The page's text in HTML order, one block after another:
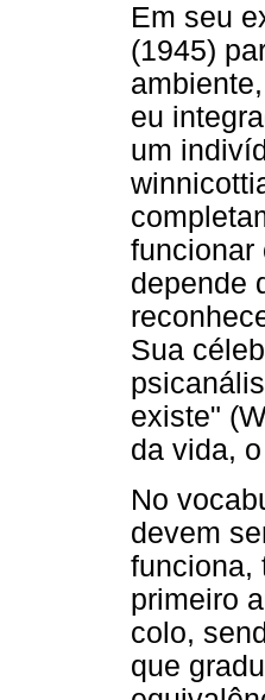
Em seu
(1945)
eu
um
funcionar
depende
Sua
existe"
da vida,
No
devem
funciona,
primeiro
colo,
que